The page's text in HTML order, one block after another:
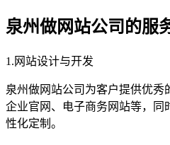
泉州做网站公司的服
1.网站设计与开发
泉州做网站公司为客户提供优
企业官网、电子商务网站等，同
性化定制。